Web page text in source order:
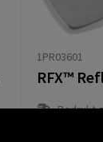
1PR03601
Bedrukt